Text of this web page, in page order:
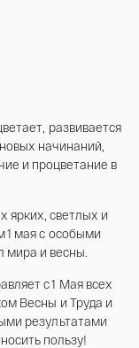
развивается
начинаний,
и процветание в
ярких, светлых и
1 мая с особыми
мира и весны.
с 1 Мая всех
Весны и Труда и
результатами
пользу!